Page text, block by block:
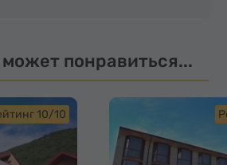
понравиться...
10/10